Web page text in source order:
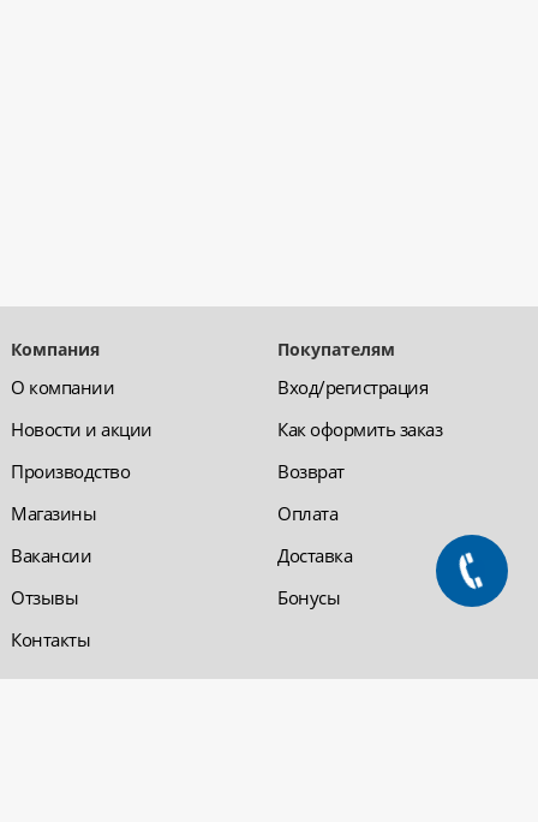
Компания
О компании
Новости и акции
Производство
Магазины
Вакансии
Отзывы
Контакты
Покупателям
Вход/регистрация
Как оформить заказ
Возврат
Оплата
Доставка
Бонусы
Обратная связь Компания «220 ВСЯ